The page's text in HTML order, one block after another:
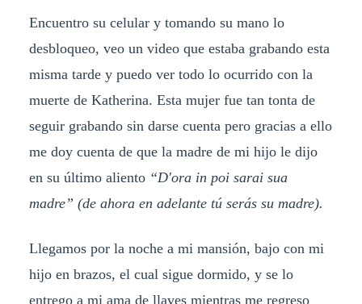
Encuentro su celular y tomando su mano lo
desbloqueo, veo un video que estaba grabando esta
misma tarde y puedo ver todo lo ocurrido con la
muerte de Katherina. Esta mujer fue tan tonta de
seguir grabando sin darse cuenta pero gracias a ello
me doy cuenta de que la madre de mi hijo le dijo
en su último aliento “D'ora in poi sarai sua
madre” (de ahora en adelante tú serás su madre).
Llegamos por la noche a mi mansión, bajo con mi
hijo en brazos, el cual sigue dormido, y se lo
entrego a mi ama de llaves mientras me regreso